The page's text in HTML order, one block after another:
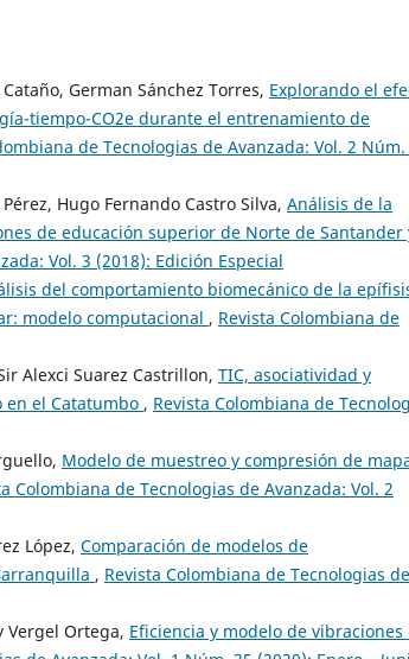
German Sánchez Torres, Explorando el
tiempo-CO2e durante el entrenamiento de
de Tecnologias de Avanzada: Vol. 2 Núm.
Hugo Fernando Castro Silva, Análisis de la
de educación superior de Norte de Santander
Vol. 3 (2018): Edición Especial
del comportamiento biomecánico de la
modelo computacional , Revista Colombiana de
Alexci Suarez Castrillon, TIC, asociatividad y
el Catatumbo , Revista Colombiana de
Modelo de muestreo y compresión de
Colombiana de Tecnologias de Avanzada: Vol. 2
López, Comparación de modelos de
, Revista Colombiana de Tecnologias de
Vergel Ortega, Eficiencia y modelo de vibraciones